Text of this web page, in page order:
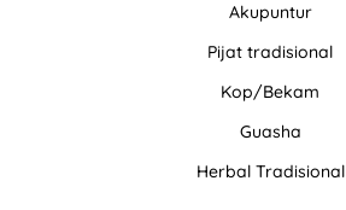
Akupuntur
Pijat tradisional
Kop/Bekam
Guasha
Herbal Tradisional